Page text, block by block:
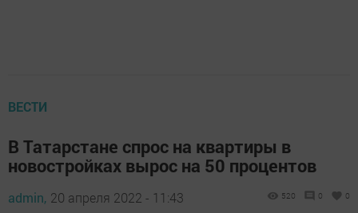
ВЕСТИ
В Татарстане спрос на квартиры в
новостройках вырос на 50 процентов
admin, 20 апреля 2022 - 11:43 520 0 0